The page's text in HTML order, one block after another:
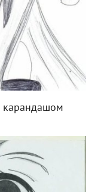
карандашом